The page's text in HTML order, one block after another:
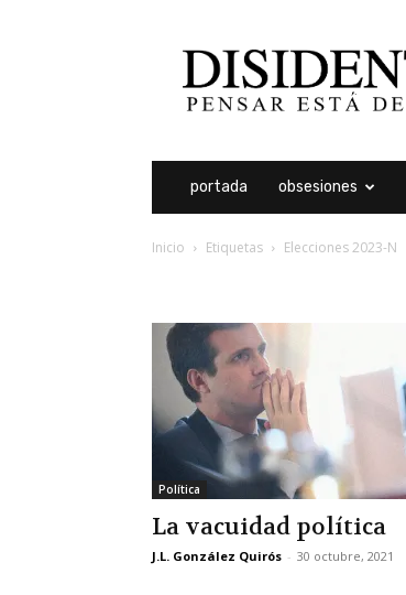
portada obsesiones
Inicio Etiquetas Elecciones 2023-N
Política
La vacuidad política
J.L. González Quirós - 30 octubre, 2021